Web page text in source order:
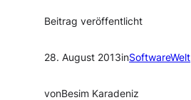
Beitrag veröffentlicht
28. August 2013inSoftwareWelt
vonBesim Karadeniz